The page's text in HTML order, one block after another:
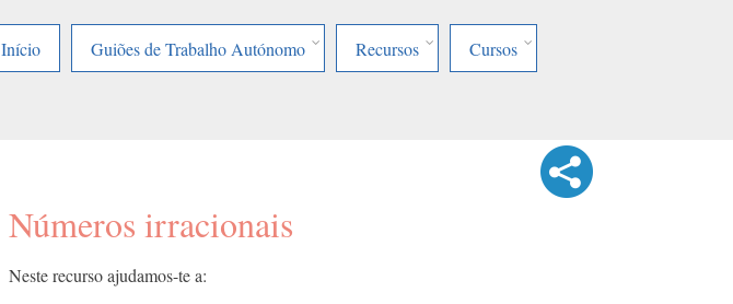
Início
Guiões de Trabalho Autónomo Recursos Cursos
Números irracionais
Neste recurso ajudamos-te a: